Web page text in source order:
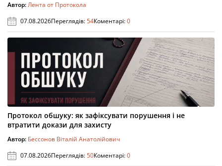
Автор:Лента от Протокола
07.08.2026Переглядів:54Коментарі:0
Протокол обшуку: як зафіксувати порушення і не
втратити докази для захисту
Автор: Бессонов Віталій Анатолійович
07.08.2026Переглядів:50Коментарі:0